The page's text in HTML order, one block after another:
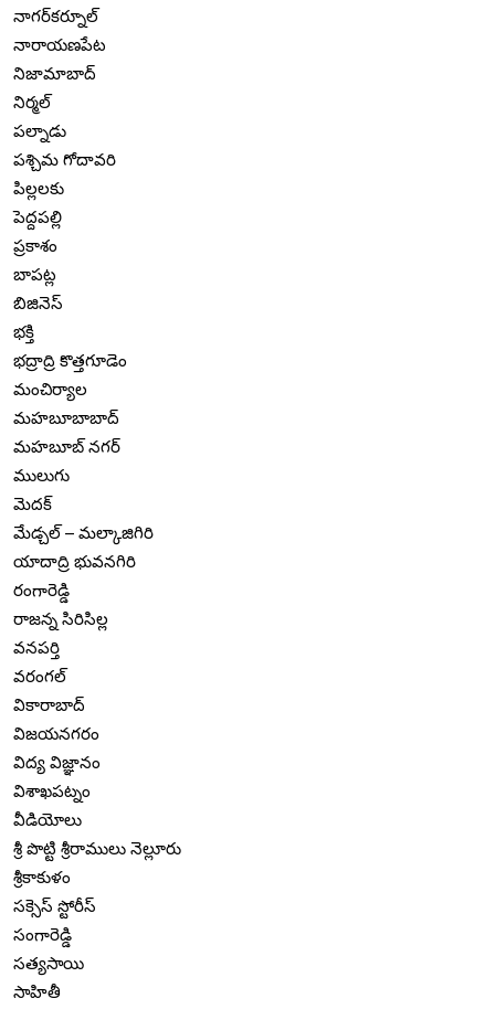
నాగర్‌కర్నూల్
నారాయణపేట
నిజామాబాద్
నిర్మల్
పల్నాడు
పశ్చిమ గోదావరి
పిల్లలకు
పెద్దపల్లి
ప్రకాశం
బాపట్ల
బిజినెస్
భక్తి
భద్రాద్రి కొత్తగూడెం
మంచిర్యాల
మహబూబాబాద్
మహబూబ్ నగర్
ములుగు
మెదక్
మేడ్చల్ – మల్కాజిగిరి
యాదాద్రి భువనగిరి
రంగారెడ్డి
రాజన్న సిరిసిల్ల
వనపర్తి
వరంగల్
వికారాబాద్
విజయనగరం
విద్య విజ్ఞానం
విశాఖపట్నం
వీడియోలు
శ్రీ పొట్టి శ్రీరాములు నెల్లూరు
శ్రీకాకుళం
సక్సెస్ స్టోరీస్
సంగారెడ్డి
సత్యసాయి
సాహితీ